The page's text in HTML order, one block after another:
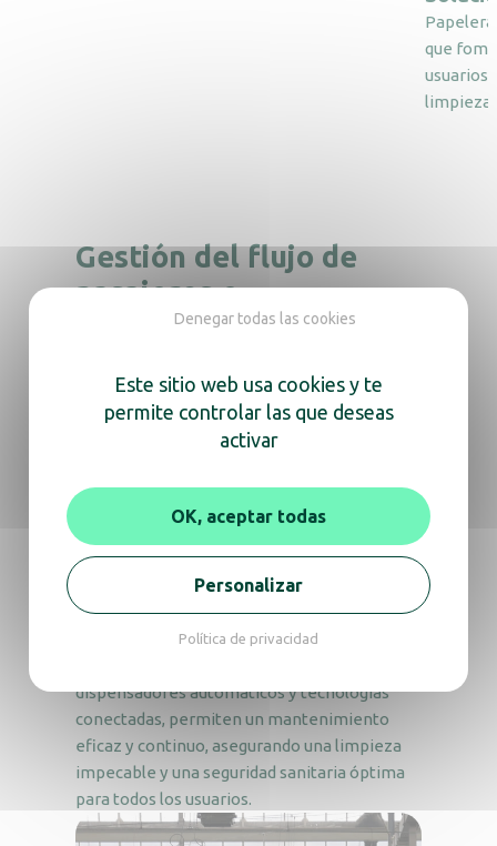
que
usuarios
limpieza.
Gestión del flujo de
pasajeros e
infraestructuras
Las estaciones acogen diariamente a miles
de pasajeros, especialmente en horas punta.
JVD proporciona equipos capaces de resistir
estándares de higiene y limpieza, incluso en
momentos de gran afluencia.
Los espacios públicos de las estaciones, como
las salas de espera o los vestíbulos, deben
mantenerse limpios y agradables para
ofrecer una experiencia positiva al viajero.
dispensadores automáticos y tecnologías
conectadas, permiten un mantenimiento
eficaz y continuo, asegurando una limpieza
impecable y una seguridad sanitaria óptima
para todos los usuarios.
Este sitio web usa cookies y te
permite controlar las que deseas
activar
OK, aceptar todas
Denegar todas las cookies
Personalizar
Política de privacidad